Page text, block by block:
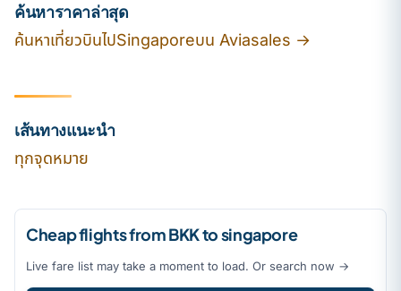
ค้นหาราคาล่าสุด
ค้นหาเที่ยวบินไปSingaporeบน Aviasales →
เส้นทางแนะนำ
ทุกจุดหมาย
Cheap flights from BKK to singapore
Live fare list may take a moment to load. Or search now →